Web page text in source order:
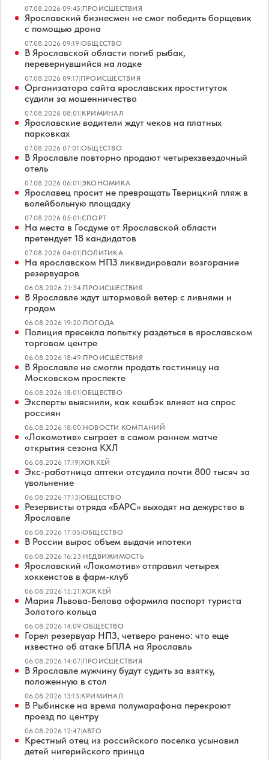
07.08.2026 09:45|ПРОИСШЕСТВИЯ
Ярославский бизнесмен не смог победить борщевик
с помощью дрона
07.08.2026 09:19|ОБЩЕСТВО
В Ярославской области погиб рыбак,
перевернувшийся на лодке
07.08.2026 09:17|ПРОИСШЕСТВИЯ
Организатора сайта ярославских проституток
судили за мошенничество
07.08.2026 08:01|КРИМИНАЛ
Ярославские водители ждут чеков на платных
парковках
07.08.2026 07:01|ОБЩЕСТВО
В Ярославле повторно продают четырехзвездочный
отель
07.08.2026 06:01|ЭКОНОМИКА
Ярославец просит не превращать Тверицкий пляж в
волейбольную площадку
07.08.2026 05:01|СПОРТ
На места в Госдуме от Ярославской области
претендует 18 кандидатов
07.08.2026 04:01|ПОЛИТИКА
На ярославском НПЗ ликвидировали возгорание
резервуаров
06.08.2026 21:34|ПРОИСШЕСТВИЯ
В Ярославле ждут штормовой ветер с ливнями и
градом
06.08.2026 19:20|ПОГОДА
Полиция пресекла попытку раздеться в ярославском
торговом центре
06.08.2026 18:49|ПРОИСШЕСТВИЯ
В Ярославле не смогли продать гостиницу на
Московском проспекте
06.08.2026 18:01|ОБЩЕСТВО
Эксперты выяснили, как кешбэк влияет на спрос
россиян
06.08.2026 18:00|НОВОСТИ КОМПАНИЙ
«Локомотив» сыграет в самом раннем матче
открытия сезона КХЛ
06.08.2026 17:19|ХОККЕЙ
Экс-работница аптеки отсудила почти 800 тысяч за
увольнение
06.08.2026 17:13|ОБЩЕСТВО
Резервисты отряда «БАРС» выходят на дежурство в
Ярославле
06.08.2026 17:05|ОБЩЕСТВО
В России вырос объем выдачи ипотеки
06.08.2026 16:23|НЕДВИЖИМОСТЬ
Ярославский «Локомотив» отправил четырех
хоккеистов в фарм-клуб
06.08.2026 15:21|ХОККЕЙ
Мария Львова-Белова оформила паспорт туриста
Золотого кольца
06.08.2026 14:09|ОБЩЕСТВО
Горел резервуар НПЗ, четверо ранено: что еще
известно об атаке БПЛА на Ярославль
06.08.2026 14:07|ПРОИСШЕСТВИЯ
В Ярославле мужчину будут судить за взятку,
положенную в стол
06.08.2026 13:13|КРИМИНАЛ
В Рыбинске на время полумарафона перекроют
проезд по центру
06.08.2026 12:47|АВТО
Крестный отец из российского поселка усыновил
детей нигерийского принца